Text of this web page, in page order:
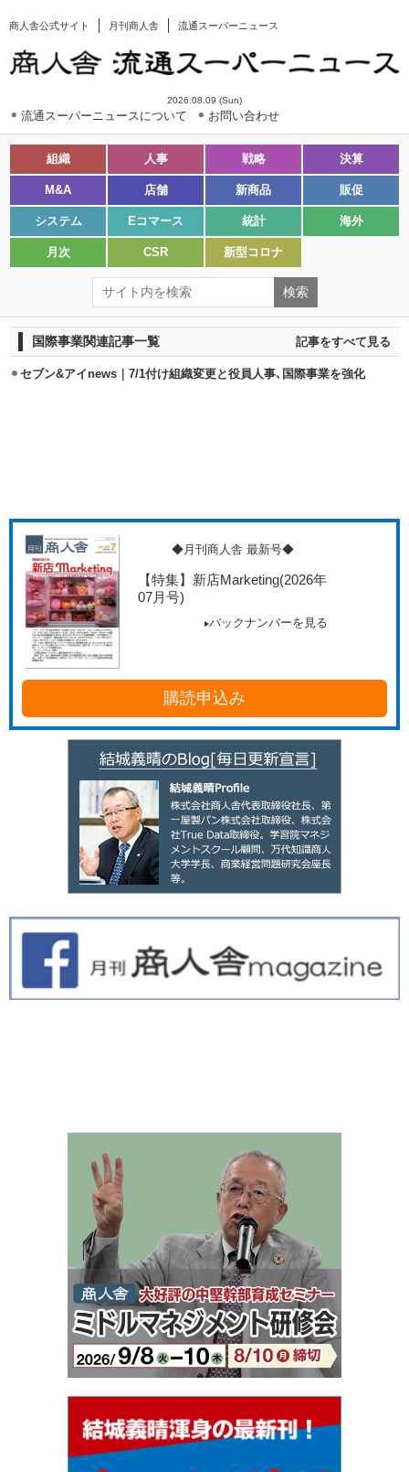
商人舎公式サイト 月刊商人舎 流通スーパーニュース
2026.08.09 (Sun)
流通スーパーニュースについて お問い合わせ
組織 人事 戦略 決算
M&A 店舗 新商品 販促
システム Eコマース 統計 海外
月次 CSR 新型コロナ
国際事業関連記事一覧 記事をすべて見る
セブン&アイnews｜7/1付け組織変更と役員人事､国際事業を強化
◆月刊商人舎 最新号◆
【特集】新店Marketing(2026年
07月号)
バックナンバーを見る
購読申込み